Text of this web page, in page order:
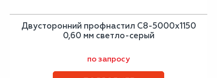
Двусторонний профнастил С8-5000х1150
0,60 мм светло-серый
по запросу